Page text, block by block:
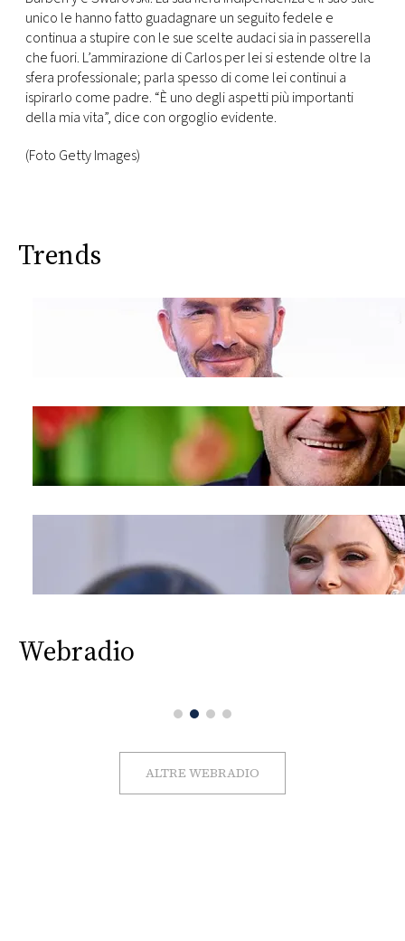
unico le hanno fatto guadagnare un seguito fedele e
continua a stupire con le sue scelte audaci sia in passerella
che fuori. L’ammirazione di Carlos per lei si estende oltre la
sfera professionale; parla spesso di come lei continui a
ispirarlo come padre. “È uno degli aspetti più importanti
della mia vita”, dice con orgoglio evidente.
(Foto Getty Images)
Trends
Webradio
ALTRE WEBRADIO